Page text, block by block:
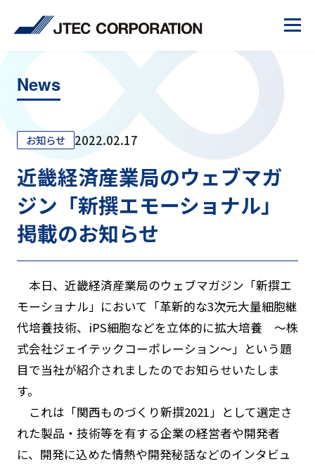
News
お知らせ 2022.02.17
近畿経済産業局のウェブマガ
ジン「新撰エモーショナル」
掲載のお知らせ
本日、近畿経済産業局のウェブマガジン「新撰エ
モーショナル」において「革新的な3次元大量細胞継
代培養技術、iPS細胞などを立体的に拡大培養 ～株
式会社ジェイテックコーポレーション～」という題
目で当社が紹介されましたのでお知らせいたしま
す。
これは「関西ものづくり新撰2021」として選定さ
れた製品・技術等を有する企業の経営者や開発者
に、開発に込めた情熱や開発秘話などのインタビュ